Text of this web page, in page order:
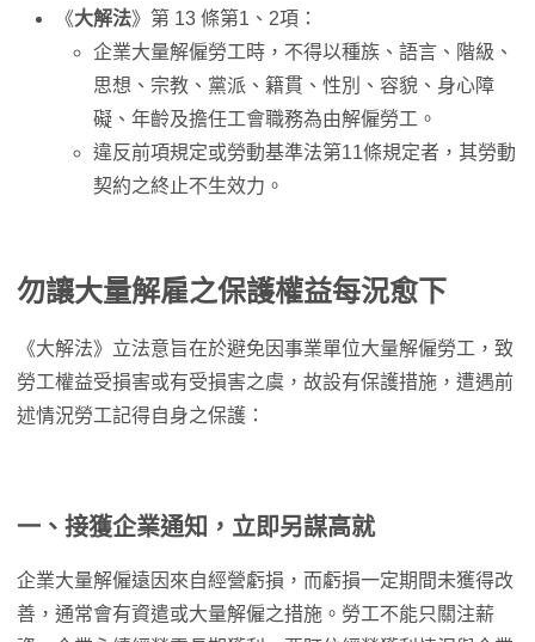
《大解法》第 13 條第1、2項：
企業大量解僱勞工時，不得以種族、語言、階級、
思想、宗教、黨派、籍貫、性別、容貌、身心障
礙、年齡及擔任工會職務為由解僱勞工。
違反前項規定或勞動基準法第11條規定者，其勞動
契約之終止不生效力。
勿讓大量解雇之保護權益每況愈下
《大解法》立法意旨在於避免因事業單位大量解僱勞工，致
勞工權益受損害或有受損害之虞，故設有保護措施，遭遇前
述情況勞工記得自身之保護：
一、接獲企業通知，立即另謀高就
企業大量解僱遠因來自經營虧損，而虧損一定期間未獲得改
善，通常會有資遣或大量解僱之措施。勞工不能只關注薪